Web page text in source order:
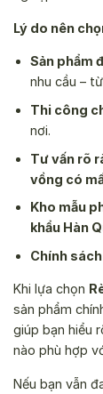
Lý do nên
Sản phẩm
nhu cầu –
Thi công
nơi.
Tư vấn rõ
vồng có
Kho mẫu
khẩu Hàn
Chính
Khi lựa chọn
sản phẩm
giúp bạn hiểu
nào phù hợp
Nếu bạn vẫn